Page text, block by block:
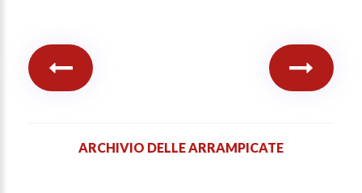
ARCHIVIO DELLE ARRAMPICATE